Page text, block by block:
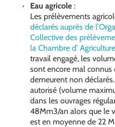
Eau agricole :
Les prélèvements
déclarés auprès de
Collective des
la Chambre d’ Agriculture
travail engagé, les
sont encore mal connus
demeurent non
autorisé (volume
dans les ouvrages
48Mm3/an alors que le
est en moyenne de 22